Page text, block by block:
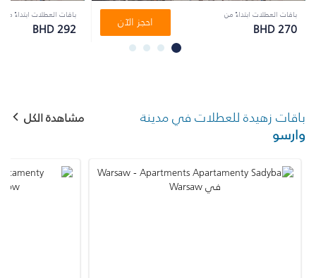
باقات العطلات ابتداءً من
BHD 292
باقات العطلات ابتداءً من
BHD 270 احجز الآن
باقات زهيدة للعطلات في مدينة
وارسو
مشاهدة الكل